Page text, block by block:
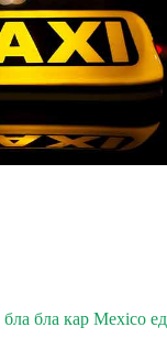
бла бла кар Mexico